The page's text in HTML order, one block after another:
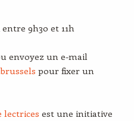
9h30 et 11h
envoyez un e-mail
pour fixer un
lectrices est une initiative